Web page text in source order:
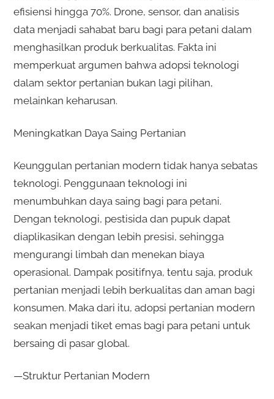
efisiensi hingga 70%. Drone, sensor, dan analisis
data menjadi sahabat baru bagi para petani dalam
menghasilkan produk berkualitas. Fakta ini
memperkuat argumen bahwa adopsi teknologi
dalam sektor pertanian bukan lagi pilihan,
melainkan keharusan.
Meningkatkan Daya Saing Pertanian
Keunggulan pertanian modern tidak hanya sebatas
teknologi. Penggunaan teknologi ini
menumbuhkan daya saing bagi para petani.
Dengan teknologi, pestisida dan pupuk dapat
diaplikasikan dengan lebih presisi, sehingga
mengurangi limbah dan menekan biaya
operasional. Dampak positifnya, tentu saja, produk
pertanian menjadi lebih berkualitas dan aman bagi
konsumen. Maka dari itu, adopsi pertanian modern
seakan menjadi tiket emas bagi para petani untuk
bersaing di pasar global.
—Struktur Pertanian Modern